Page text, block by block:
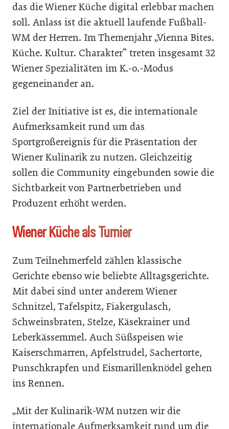
das die Wiener Küche digital erlebbar machen
soll. Anlass ist die aktuell laufende Fußball-
WM der Herren. Im Themenjahr „Vienna Bites.
Küche. Kultur. Charakter“ treten insgesamt 32
Wiener Spezialitäten im K.-o.-Modus
gegeneinander an.
Ziel der Initiative ist es, die internationale
Aufmerksamkeit rund um das
Sportgroßereignis für die Präsentation der
Wiener Kulinarik zu nutzen. Gleichzeitig
sollen die Community eingebunden sowie die
Sichtbarkeit von Partnerbetrieben und
Produzent erhöht werden.
Wiener Küche als Turnier
Zum Teilnehmerfeld zählen klassische
Gerichte ebenso wie beliebte Alltagsgerichte.
Mit dabei sind unter anderem Wiener
Schnitzel, Tafelspitz, Fiakergulasch,
Schweinsbraten, Stelze, Käsekrainer und
Leberkässemmel. Auch Süßspeisen wie
Kaiserschmarren, Apfelstrudel, Sachertorte,
Punschkrapfen und Eismarillenknödel gehen
ins Rennen.
„Mit der Kulinarik-WM nutzen wir die
internationale Aufmerksamkeit rund um die